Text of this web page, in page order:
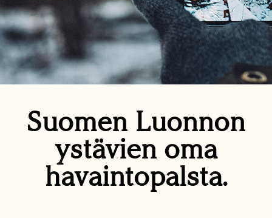
Suomen Luonnon
ystävien oma
havaintopalsta.